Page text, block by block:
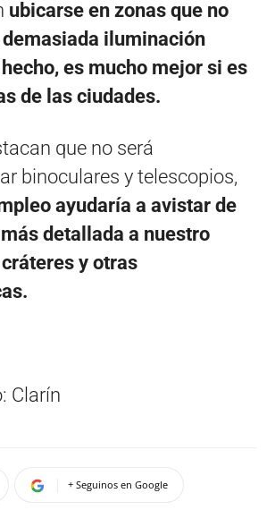
ubicarse en zonas que no
iluminación
es mucho mejor si es
de las ciudades.
que no será
binoculares y telescopios,
ayudaría a avistar de
detallada a nuestro
y otras
Clarín
+ Seguinos en Google